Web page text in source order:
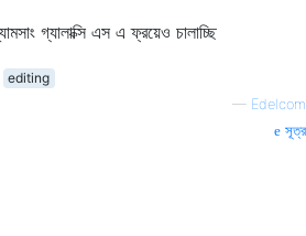
গ্যালাক্সি এস এ ফ্রয়েও চালাচ্ছি
editing
— Edelcom
সূত্র